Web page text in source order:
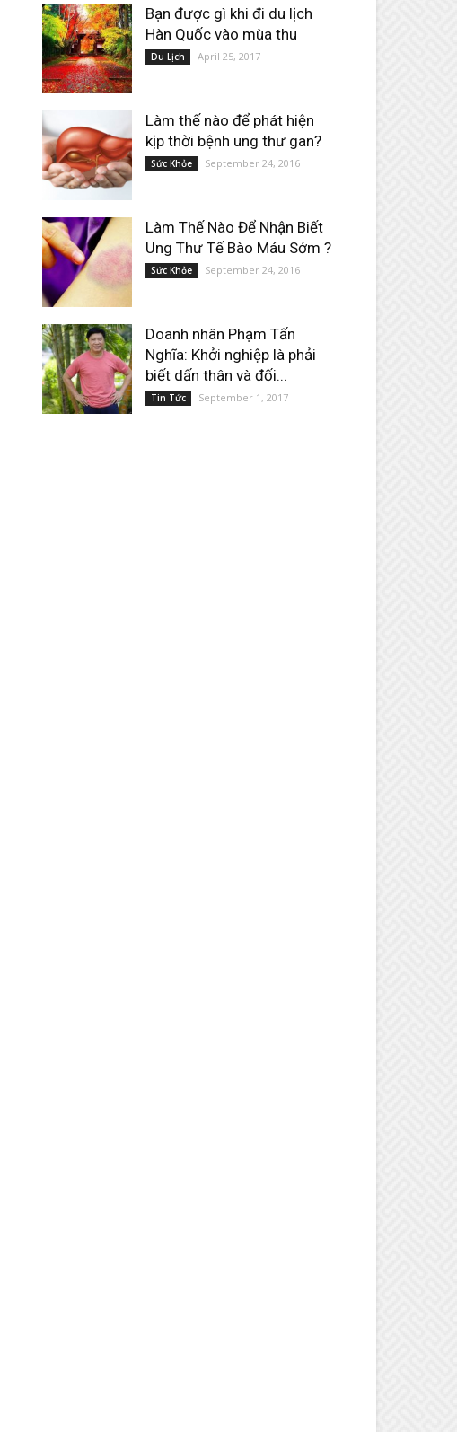
Bạn được gì khi đi du lịch
Hàn Quốc vào mùa thu
Du Lịch April 25, 2017
Làm thế nào để phát hiện
kịp thời bệnh ung thư gan?
Sức Khỏe September 24, 2016
Làm Thế Nào Để Nhận Biết
Ung Thư Tế Bào Máu Sớm ?
Sức Khỏe September 24, 2016
Doanh nhân Phạm Tấn
Nghĩa: Khởi nghiệp là phải
biết dấn thân và đối...
Tin Tức September 1, 2017